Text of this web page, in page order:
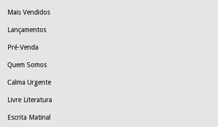
Mais Vendidos
Lançamentos
Pré-Venda
Quem Somos
Calma Urgente
Livre Literatura
Escrita Matinal